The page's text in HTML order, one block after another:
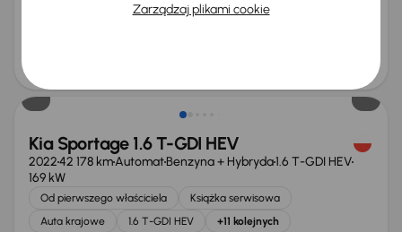
90 000 zł
Kia Sportage 1.6 T-GDI HEV
202242 178 kmAutomatBenzyna + Hybryda1.6 T-GDI HEV
169 kW
Od pierwszego właściciela
Książka serwisowa
Auta krajowe
1.6 T-GDI HEV +11 kolejnych
Zarządzaj plikami cookie